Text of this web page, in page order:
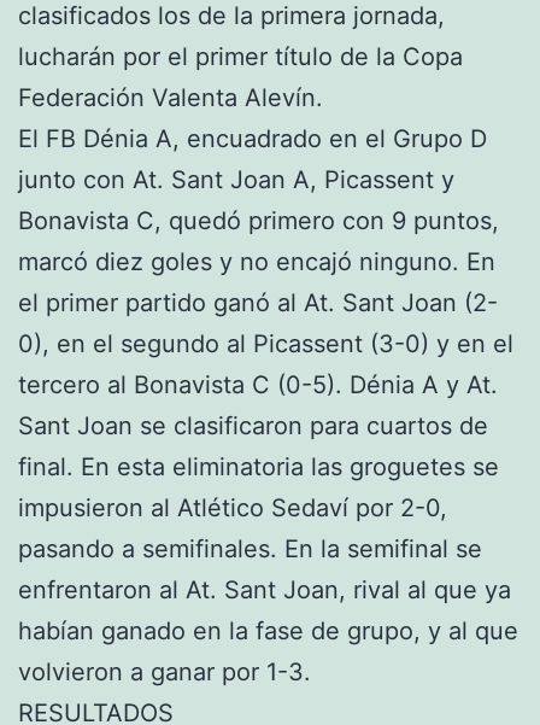
clasificados los de la primera jornada,
lucharán por el primer título de la Copa
Federación Valenta Alevín.
El FB Dénia A, encuadrado en el Grupo D
junto con At. Sant Joan A, Picassent y
Bonavista C, quedó primero con 9 puntos,
marcó diez goles y no encajó ninguno. En
el primer partido ganó al At. Sant Joan (2-
0), en el segundo al Picassent (3-0) y en el
tercero al Bonavista C (0-5). Dénia A y At.
Sant Joan se clasificaron para cuartos de
final. En esta eliminatoria las groguetes se
impusieron al Atlético Sedaví por 2-0,
pasando a semifinales. En la semifinal se
enfrentaron al At. Sant Joan, rival al que ya
habían ganado en la fase de grupo, y al que
volvieron a ganar por 1-3.
RESULTADOS